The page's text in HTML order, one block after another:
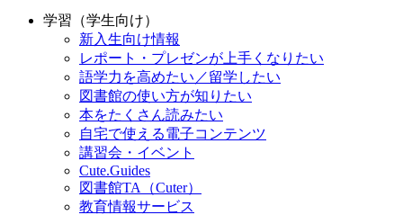
学習（学生向け）
新入生向け情報
レポート・プレゼンが上手くなりたい
語学力を高めたい／留学したい
図書館の使い方が知りたい
本をたくさん読みたい
自宅で使える電子コンテンツ
講習会・イベント
Cute.Guides
図書館TA（Cuter）
教育情報サービス